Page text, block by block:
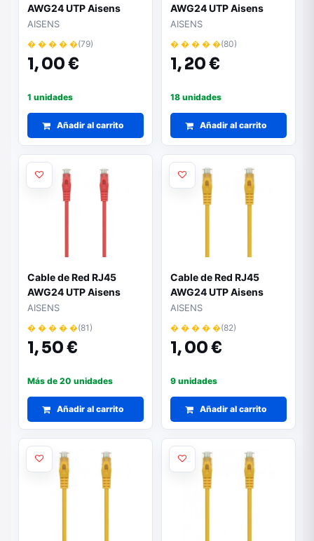
AWG24 UTP Aisens
A145-0557 Cat.6A/
LSZH/ 30cm/ Rojo
AISENS
� � � � �(79)
1,00 €
1 unidades
Añadir al carrito
AWG24 UTP Aisens
A145-0558 Cat.6A/
LSZH/ 50cm/ Rojo
AISENS
� � � � �(80)
1,20 €
18 unidades
Añadir al carrito
Cable de Red RJ45
AWG24 UTP Aisens
A145-0559 Cat.6A/
LSZH/ 1m/ Rojo
AISENS
� � � � �(81)
1,50 €
Más de 20 unidades
Añadir al carrito
Cable de Red RJ45
AWG24 UTP Aisens
A145-0563 Cat.6A/
LSZH/ 25cm/ Amarillo
AISENS
� � � � �(82)
1,00 €
9 unidades
Añadir al carrito